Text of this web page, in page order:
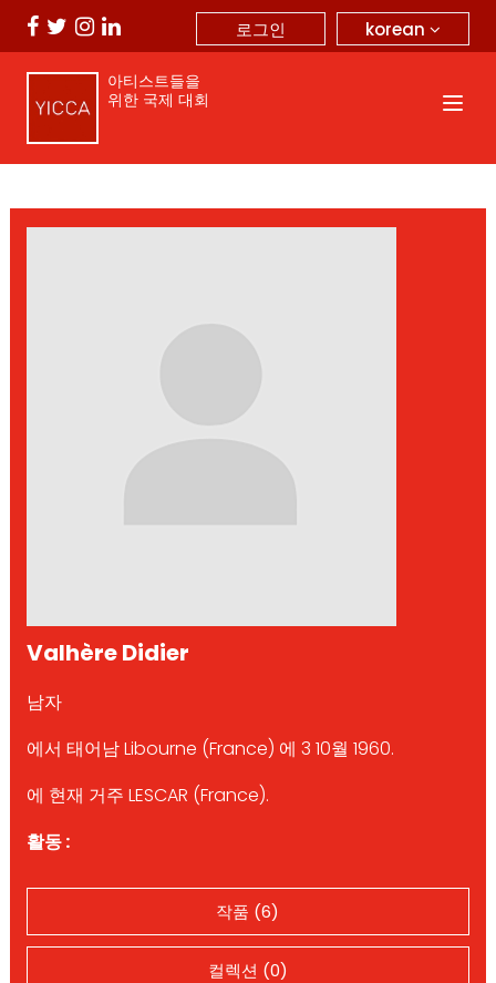
korean
로그인
아티스트들을
위한 국제 대회
Valhère Didier
남자
에서 태어남 Libourne (France) 에 3 10월 1960.
에 현재 거주 LESCAR (France).
활동 :
작품 (6)
컬렉션 (0)